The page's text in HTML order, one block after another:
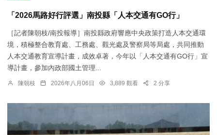
「2026馬路好行評選」南投縣「人本交通有GO行」
［記者陳朝枝/南投報導］南投縣政府響應中央政策打造人本交通環
境，積極整合教育處、工務處、觀光處及警察局等局處，共同推動
人本交通教育宣導計畫，成效卓著，今年以「人本交通有GO行」宣
導計畫，參加內政部國土管理...
陳朝枝 2026年八月06日 3,889 觀看 2 分享